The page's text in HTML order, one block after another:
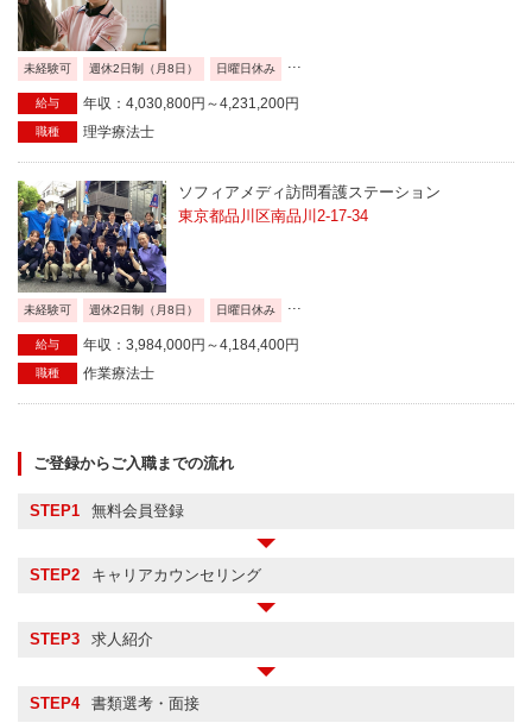
未経験可 週休2日制（月8日） 日曜日休み ...
給与 年収：4,030,800円～4,231,200円
職種 理学療法士
ソフィアメディ訪問看護ステーション
東京都品川区南品川2-17-34
未経験可 週休2日制（月8日） 日曜日休み ...
給与 年収：3,984,000円～4,184,400円
職種 作業療法士
ご登録からご入職までの流れ
STEP1 無料会員登録
STEP2 キャリアカウンセリング
STEP3 求人紹介
STEP4 書類選考・面接